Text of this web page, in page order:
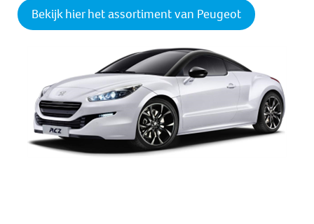
Bekijk hier het assortiment van Peugeot